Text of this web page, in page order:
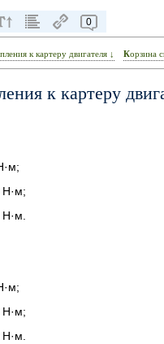
0
к картеру двигателя ↓ Корзина
к картеру